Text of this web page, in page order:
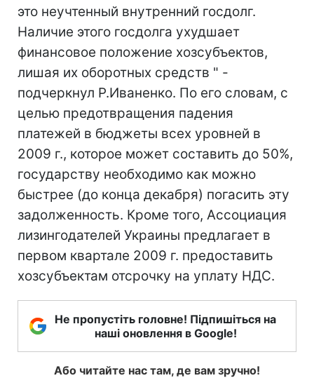
это неучтенный внутренний госдолг.
Наличие этого госдолга ухудшает
финансовое положение хозсубъектов,
лишая их оборотных средств " -
подчеркнул Р.Иваненко. По его словам, с
целью предотвращения падения
платежей в бюджеты всех уровней в
2009 г., которое может составить до 50%,
государству необходимо как можно
быстрее (до конца декабря) погасить эту
задолженность. Кроме того, Ассоциация
лизингодателей Украины предлагает в
первом квартале 2009 г. предоставить
хозсубъектам отсрочку на уплату НДС.
Не пропустіть головне! Підпишіться на
наші оновлення в Google!
Або читайте нас там, де вам зручно!